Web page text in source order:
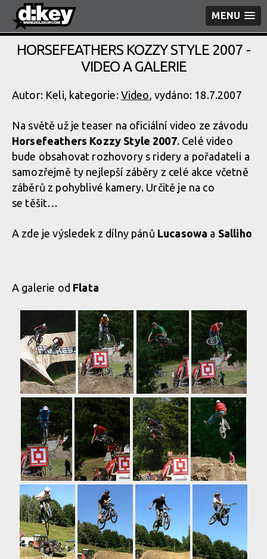
MENU
HORSEFEATHERS KOZZY STYLE 2007 -
VIDEO A GALERIE
Autor: Keli, kategorie: Video, vydáno: 18.7.2007
Na světě už je teaser na oficiální video ze závodu
Horsefeathers Kozzy Style 2007. Celé video
bude obsahovat rozhovory s ridery a pořadateli a
samozřejmě ty nejlepší záběry z celé akce včetně
záběrů z pohyblivé kamery. Určitě je na co
se těšit…
A zde je výsledek z dílny pánů Lucasowa a Salliho
A galerie od Flata